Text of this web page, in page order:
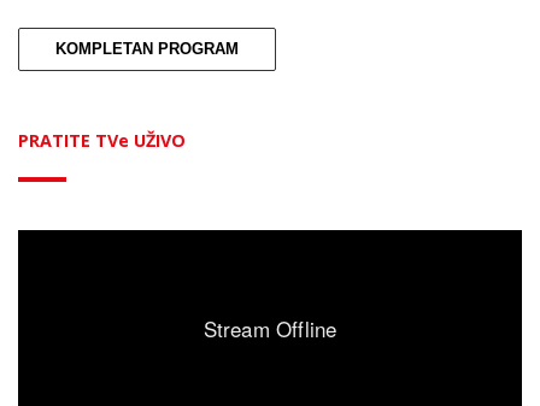
KOMPLETAN PROGRAM
PRATITE TVe UŽIVO